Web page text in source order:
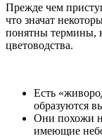
Прежде чем
что значат
понятны термины,
цветоводства.
Есть
образуются
Они похожи
имеющие